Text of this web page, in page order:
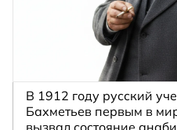
В 1912 году русский
Бахметьев первым в